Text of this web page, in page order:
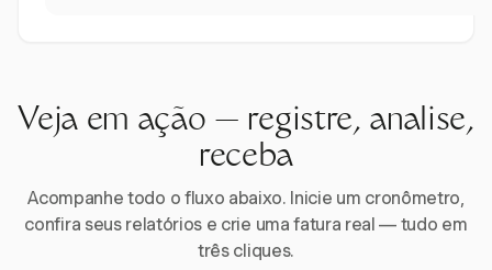
Veja em ação — registre, analise,
receba
Acompanhe todo o fluxo abaixo. Inicie um cronômetro,
confira seus relatórios e crie uma fatura real — tudo em
três cliques.